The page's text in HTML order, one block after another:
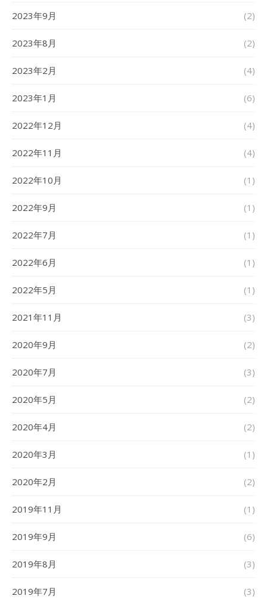
2023年9月 (2)
2023年8月 (2)
2023年2月 (4)
2023年1月 (6)
2022年12月 (4)
2022年11月 (4)
2022年10月 (1)
2022年9月 (1)
2022年7月 (1)
2022年6月 (1)
2022年5月 (1)
2021年11月 (3)
2020年9月 (2)
2020年7月 (3)
2020年5月 (2)
2020年4月 (2)
2020年3月 (1)
2020年2月 (2)
2019年11月 (1)
2019年9月 (6)
2019年8月 (3)
2019年7月 (3)